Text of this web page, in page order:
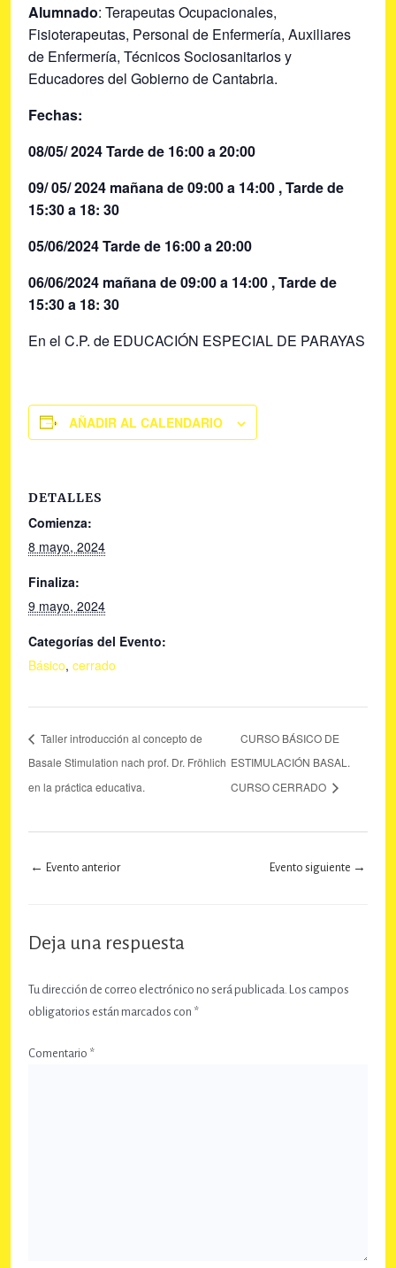
Alumnado: Terapeutas Ocupacionales,
Fisioterapeutas, Personal de Enfermería, Auxiliares
de Enfermería, Técnicos Sociosanitarios y
Educadores del Gobierno de Cantabria.
Fechas:
08/05/ 2024 Tarde de 16:00 a 20:00
09/ 05/ 2024 mañana de 09:00 a 14:00 , Tarde de
15:30 a 18: 30
05/06/2024 Tarde de 16:00 a 20:00
06/06/2024 mañana de 09:00 a 14:00 , Tarde de
15:30 a 18: 30
En el C.P. de EDUCACIÓN ESPECIAL DE PARAYAS
AÑADIR AL CALENDARIO
DETALLES
Comienza:
8 mayo, 2024
Finaliza:
9 mayo, 2024
Categorías del Evento:
Básico, cerrado
Taller introducción al concepto de
Basale Stimulation nach prof. Dr. Fröhlich
en la práctica educativa.
CURSO BÁSICO DE
ESTIMULACIÓN BASAL.
CURSO CERRADO
← Evento anterior Evento siguiente →
Deja una respuesta
Tu dirección de correo electrónico no será publicada. Los campos
obligatorios están marcados con *
Comentario *